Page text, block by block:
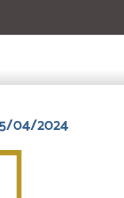
04/2024